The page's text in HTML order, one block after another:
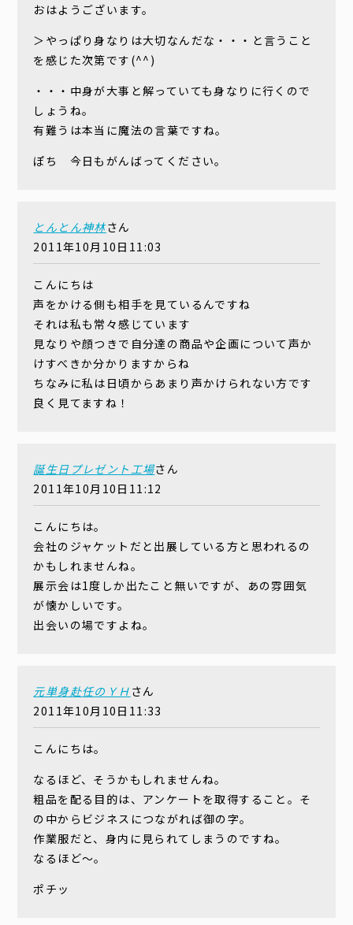
おはようございます。
＞やっぱり身なりは大切なんだな・・・と言うこと
を感じた次第です(^^)
・・・中身が大事と解っていても身なりに行くので
しょうね。
有難うは本当に魔法の言葉ですね。
ぽち 今日もがんばってください。
とんとん神林さん
2011年10月10日11:03
こんにちは
声をかける側も相手を見ているんですね
それは私も常々感じています
見なりや顔つきで自分達の商品や企画について声か
けすべきか分かりますからね
ちなみに私は日頃からあまり声かけられない方です
良く見てますね！
誕生日プレゼント工場さん
2011年10月10日11:12
こんにちは。
会社のジャケットだと出展している方と思われるの
かもしれませんね。
展示会は1度しか出たこと無いですが、あの雰囲気
が懐かしいです。
出会いの場ですよね。
元単身赴任のＹＨ さん
2011年10月10日11:33
こんにちは。
なるほど、そうかもしれませんね。
粗品を配る目的は、アンケートを取得すること。そ
の中からビジネスにつながれば御の字。
作業服だと、身内に見られてしまうのですね。
なるほど〜。
ポチッ